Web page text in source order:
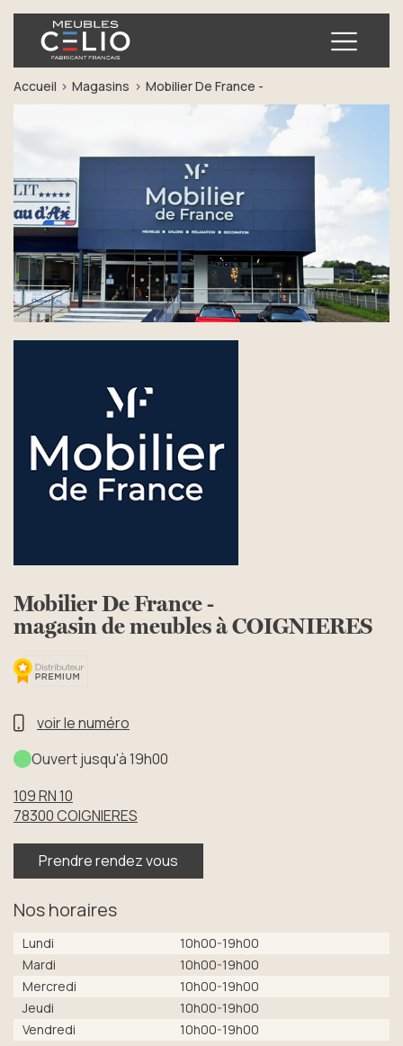
Accueil Magasins Mobilier De France -
Mobilier De France -
magasin de meubles à COIGNIERES
voir le numéro
Ouvert jusqu'à 19h00
109 RN 10
78300COIGNIERES
Prendre rendez vous
Nos horaires
Lundi
10h00-19h00
Mardi
10h00-19h00
Mercredi
10h00-19h00
Jeudi
10h00-19h00
Vendredi
10h00-19h00